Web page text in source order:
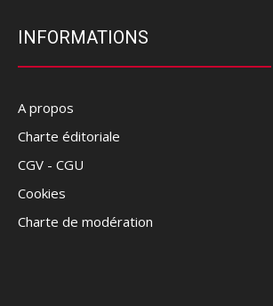
INFORMATIONS
A propos
Charte éditoriale
CGV - CGU
Cookies
Charte de modération